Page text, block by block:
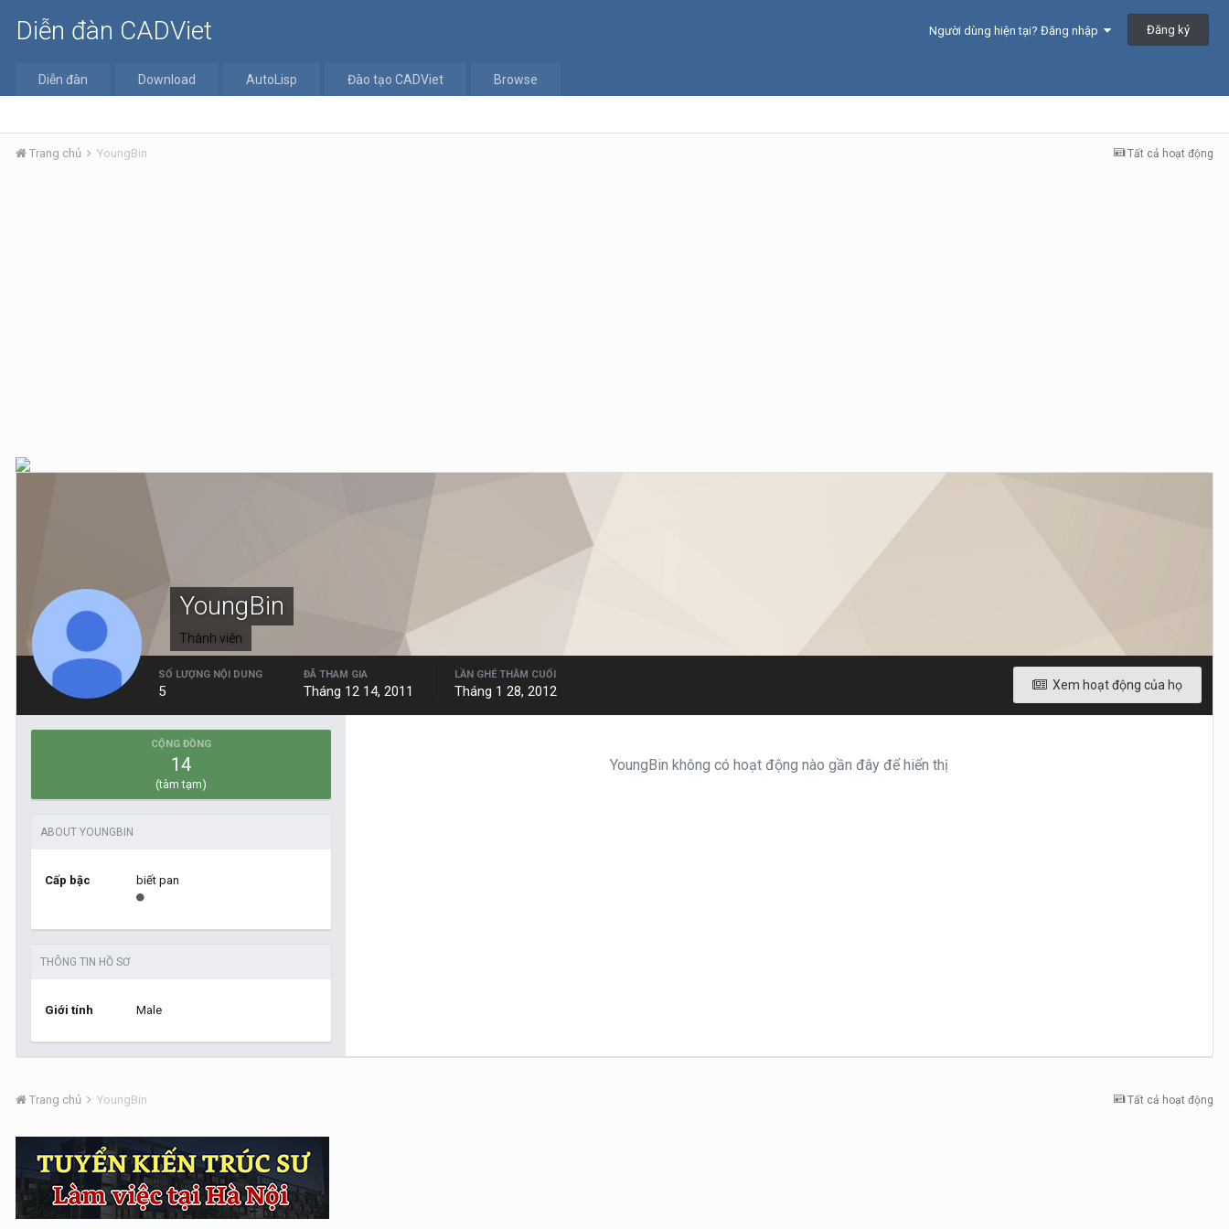
Diễn đàn CADViet Người dùng hiện tại? Đăng nhập Đăng ký
Diễn đàn Download AutoLisp Đào tạo CADViet Browse
Tất cả hoạt động
Trang chủ YoungBin
YoungBin
Thành viên
Xem hoạt động của họ
SỐ LƯỢNG NỘI DUNG
5
ĐÃ THAM GIA
Tháng 12 14, 2011
LẦN GHÉ THĂM CUỐI
Tháng 1 28, 2012
CỘNG ĐỒNG
14
(tàm tạm)
ABOUT YOUNGBIN
Cấp bậc biết pan
THÔNG TIN HỒ SƠ
Giới tính Male
YoungBin không có hoạt động nào gần đây để hiển thị
Tất cả hoạt động
Trang chủ YoungBin